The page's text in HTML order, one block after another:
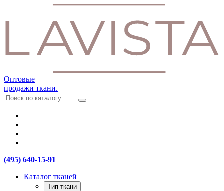
Оптовые
продажи ткани.
(495) 640-15-91
Каталог тканей
Тип ткани